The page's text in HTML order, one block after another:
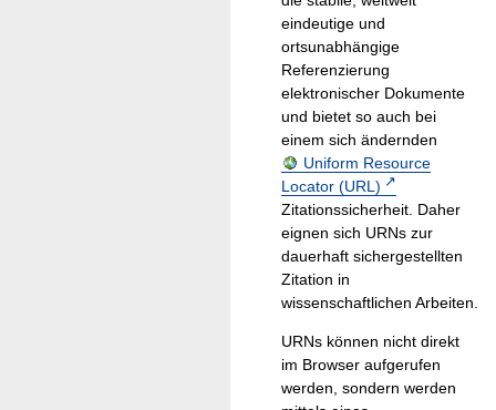
eindeutige und
ortsunabhängige
Referenzierung
elektronischer Dokumente
und bietet so auch bei
einem sich ändernden
Uniform Resource
Locator (URL)
Zitationssicherheit. Daher
eignen sich URNs zur
dauerhaft sichergestellten
Zitation in
wissenschaftlichen Arbeiten.
URNs können nicht direkt
im Browser aufgerufen
werden, sondern werden